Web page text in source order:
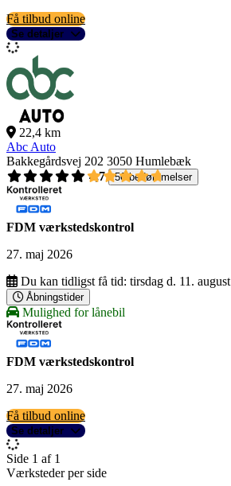
Få tilbud online
Se detaljer
22,4 km
Abc Auto
Bakkegårdsvej 202 3050 Humlebæk
4,7
56 bedømmelser
FDM værkstedskontrol
27. maj 2026
Du kan tidligst få tid: tirsdag d. 11. august
Åbningstider
Mulighed for lånebil
FDM værkstedskontrol
27. maj 2026
Få tilbud online
Se detaljer
Side 1 af 1
Værksteder per side